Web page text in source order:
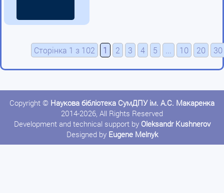
Сторінка 1 з 102 1 2 3 4 5 ... 10 20 30
Copyright © Наукова бібліотека СумДПУ ім. А.С. Макаренка
2014-2026, All Rights Reserved
Development and technical support by Oleksandr Kushnerov
Designed by Eugene Melnyk